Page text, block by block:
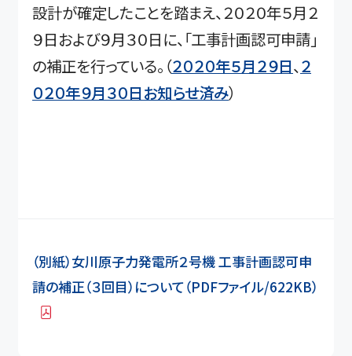
設計が確定したことを踏まえ、２０２０年５月２
９日および９月３０日に、「工事計画認可申請」
の補正を行っている。（２０２０年５月２９日、２
０２０年９月３０日お知らせ済み）
（別紙）女川原子力発電所２号機 工事計画認可申
請の補正（３回目）について（PDFファイル/622KB）